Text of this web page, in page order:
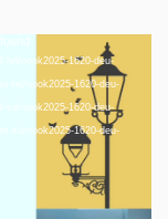
hd/nook2025-1620-deu-
hd/nook2025-1620-deu-
sd/nook2025-1620-deu-
sd/nook2025-1620-deu-
deu 1080p (mp4)
deu 1080p (webm)
deu 576p (mp4)